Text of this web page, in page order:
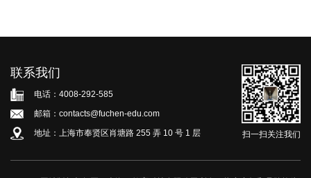
联系我们
电话：4008-292-585
邮箱：contacts@fuchen-edu.com
地址：上海市奉贤区肖塘路 255 弄 10 号 1 层
扫一扫关注我们